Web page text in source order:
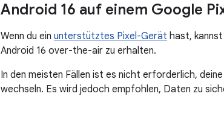
Android 16 auf einem Google
Wenn du ein unterstütztes Pixel-Gerät hast, kannst
Android 16 over-the-air zu erhalten.
In den meisten Fällen ist es nicht erforderlich,
wechseln. Es wird jedoch empfohlen, Daten zu